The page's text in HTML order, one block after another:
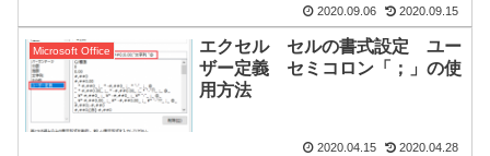
2020.09.06 2020.09.15
Microsoft Office
エクセル セルの書式設定 ユー
ザー定義 セミコロン「；」の使
用方法
2020.04.15 2020.04.28